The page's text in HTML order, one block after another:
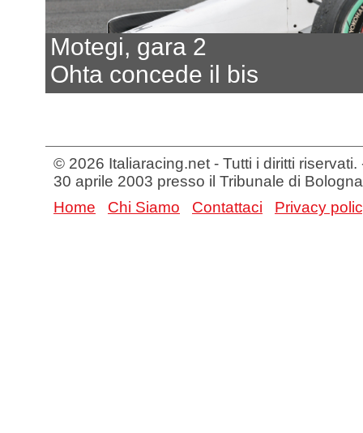
Motegi, gara 2
Ohta concede il bis
© 2026 Italiaracing.net - Tutti i diritti
30 aprile 2003 presso il Tribunale di Bologna
Home
Chi Siamo Contattaci Privacy